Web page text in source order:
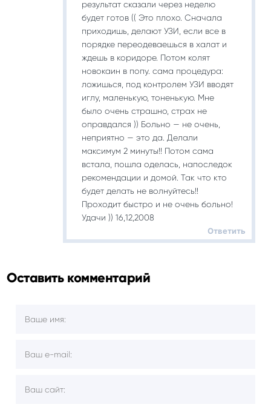
результат сказали через неделю
будет готов (( Это плохо. Сначала
приходишь, делают УЗИ, если все в
порядке переодеваешься в халат и
ждешь в коридоре. Потом колят
новокаин в попу. сама процедура:
ложишься, под контролем УЗИ вводят
иглу, маленькую, тоненькую. Мне
было очень страшно, страх не
оправдался )) Больно — не очень,
неприятно — это да. Делали
максимум 2 минуты!! Потом сама
встала, пошла оделась, напоследок
рекомендации и домой. Так что кто
будет делать не волнуйтесь!!
Проходит быстро и не очень больно!
Удачи )) 16,12,2008
Ответить
Оставить комментарий